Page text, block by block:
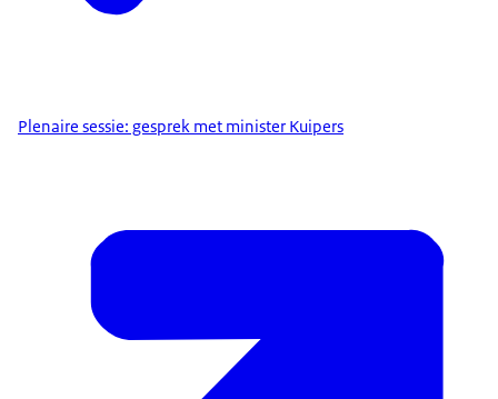
Plenaire sessie: gesprek met minister Kuipers